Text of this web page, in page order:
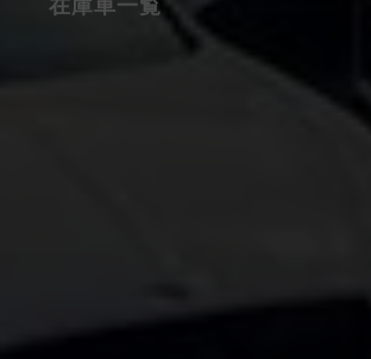
在庫車一覧